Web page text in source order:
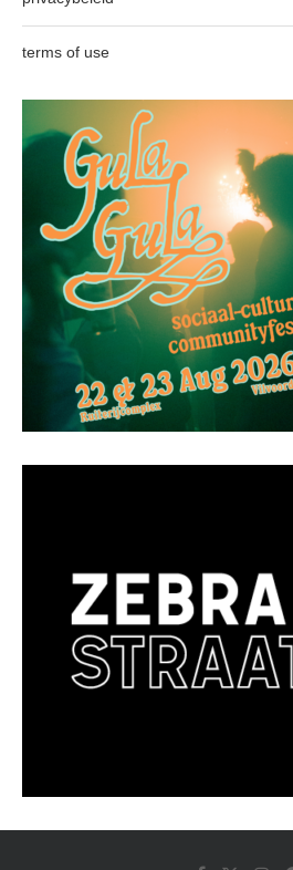
terms of use